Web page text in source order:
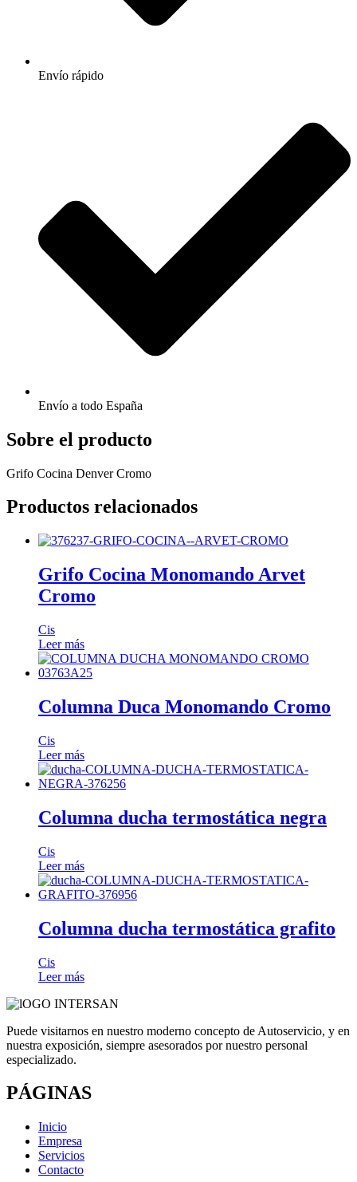
Envío rápido
Envío a todo España
Sobre el producto
Grifo Cocina Denver Cromo
Productos relacionados
Grifo Cocina Monomando Arvet
Cromo
Cis
Leer más
Columna Duca Monomando Cromo
Cis
Leer más
Columna ducha termostática negra
Cis
Leer más
Columna ducha termostática grafito
Cis
Leer más
Puede visitarnos en nuestro moderno concepto de Autoservicio, y en
nuestra exposición, siempre asesorados por nuestro personal
especializado.
PÁGINAS
Inicio
Empresa
Servicios
Contacto